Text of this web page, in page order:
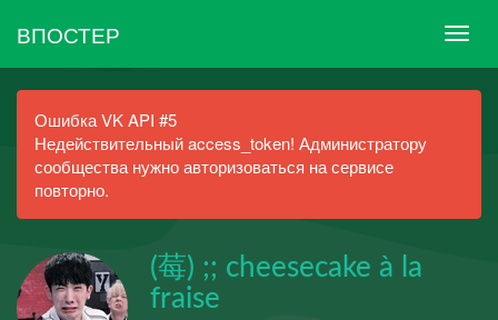
ВПОСТЕР
Ошибка VK API #5
Недействительный access_token! Администратору
сообщества нужно авторизоваться на сервисе
повторно.
(莓) ;; cheesecake à la
fraise